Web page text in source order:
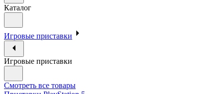
Каталог
Игровые приставки
Игровые приставки
Смотреть все товары